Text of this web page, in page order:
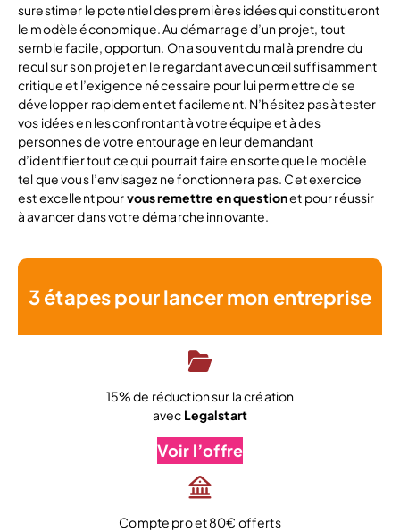
surestimer le potentiel des premières idées qui constitueront
le modèle économique. Au démarrage d’un projet, tout
semble facile, opportun. On a souvent du mal à prendre du
recul sur son projet en le regardant avec un œil suffisamment
critique et l’exigence nécessaire pour lui permettre de se
développer rapidement et facilement. N’hésitez pas à tester
vos idées en les confrontant à votre équipe et à des
personnes de votre entourage en leur demandant
d’identifier tout ce qui pourrait faire en sorte que le modèle
tel que vous l’envisagez ne fonctionnera pas. Cet exercice
est excellent pourvous remettre en questionet pour réussir
à avancer dans votre démarche innovante.
3 étapes pour lancer mon entreprise
15% de réduction sur la création
avec Legalstart
Voir l’offre
Compte pro et 80€ offerts